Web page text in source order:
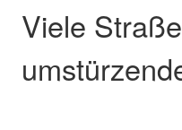
Viele